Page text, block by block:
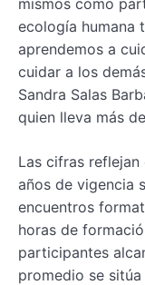
ecología humana
aprendemos a
cuidar a los
Sandra Salas
quien lleva más
Las cifras
años de vigencia
encuentros
horas de
participantes
promedio se